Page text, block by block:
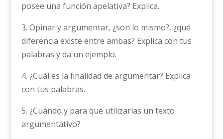
posee una función apelativa? Explica.
3. Opinar y argumentar, ¿son lo mismo?, ¿qué
diferencia existe entre ambas? Explica con tus
palabras y da un ejemplo.
4. ¿Cuál es la finalidad de argumentar? Explica
con tus palabras.
5. ¿Cuándo y para qué utilizarías un texto
argumentativo?